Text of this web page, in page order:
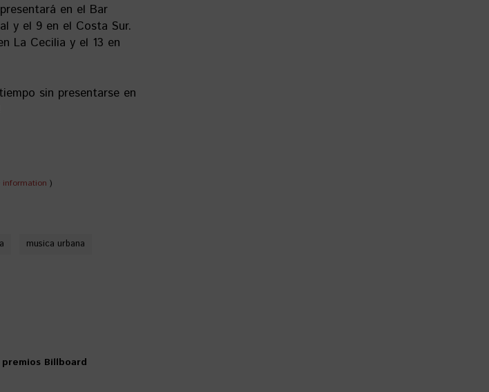
en el Bar
y el 9 en el Costa Sur.
La Cecilia y el 13 en
sin presentarse en
information )
musica urbana
Billboard